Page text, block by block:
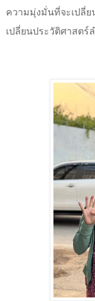
ความมุ่งมั่นที่จะเปลี่ย
เปลี่ยนประวัติศาสตร์